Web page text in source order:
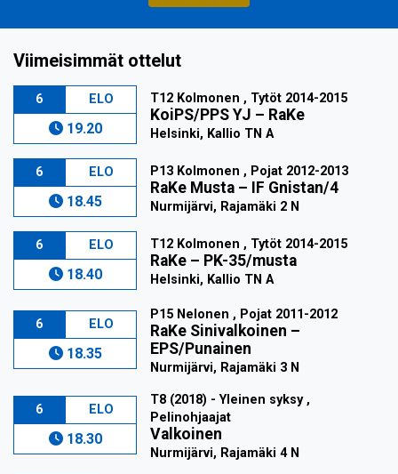
Viimeisimmät ottelut
6 ELO
19.20
T12 Kolmonen , Tytöt 2014-2015
KoiPS/PPS YJ – RaKe
Helsinki, Kallio TN A
6 ELO
18.45
P13 Kolmonen , Pojat 2012-2013
RaKe Musta – IF Gnistan/4
Nurmijärvi, Rajamäki 2 N
6 ELO
18.40
T12 Kolmonen , Tytöt 2014-2015
RaKe – PK-35/musta
Helsinki, Kallio TN A
6 ELO
18.35
P15 Nelonen , Pojat 2011-2012
RaKe Sinivalkoinen –
EPS/Punainen
Nurmijärvi, Rajamäki 3 N
6 ELO
18.30
T8 (2018) - Yleinen syksy ,
Pelinohjaajat
Valkoinen
Nurmijärvi, Rajamäki 4 N